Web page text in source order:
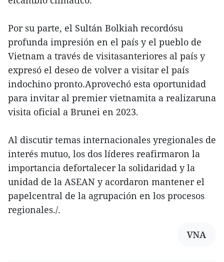
Por su parte, el Sultán Bolkiah recordósu
profunda impresión en el país y el pueblo de
Vietnam a través de visitasanteriores al país y
expresó el deseo de volver a visitar el país
indochino pronto.Aprovechó esta oportunidad
para invitar al premier vietnamita a realizaruna
visita oficial a Brunei en 2023.
Al discutir temas internacionales yregionales de
interés mutuo, los dos líderes reafirmaron la
importancia defortalecer la solidaridad y la
unidad de la ASEAN y acordaron mantener el
papelcentral de la agrupación en los procesos
regionales./.
VNA